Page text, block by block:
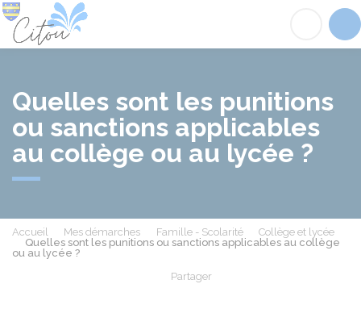
Quelles sont les punitions
ou sanctions applicables
au collège ou au lycée ?
Accueil Mes démarches Famille - Scolarité
Collège et lycée
Quelles sont les punitions ou sanctions applicables au collège
ou au lycée ?
Partager